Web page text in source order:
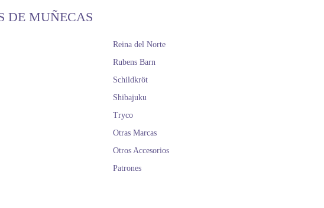
DE MUÑECAS
Reina del Norte
Rubens Barn
Schildkröt
Shibajuku
Tryco
Otras Marcas
Otros Accesorios
Patrones